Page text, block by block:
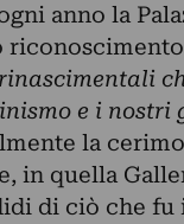
anno la
e i nostri
la
in quella
di ciò che fu